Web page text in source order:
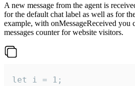
A new message from the agent is
for the default chat label as well as for
example, with onMessageReceived you
messages counter for website visitors.
let i = 1;